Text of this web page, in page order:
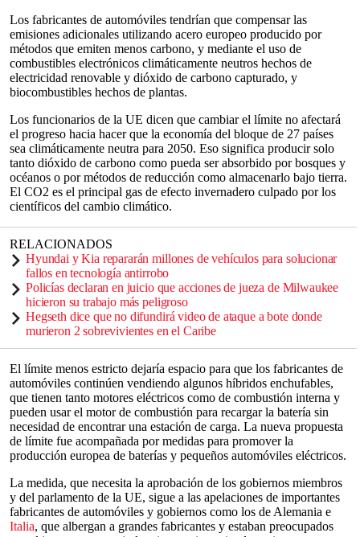
Los fabricantes de automóviles tendrían que compensar las
emisiones adicionales utilizando acero europeo producido por
métodos que emiten menos carbono, y mediante el uso de
combustibles electrónicos climáticamente neutros hechos de
electricidad renovable y dióxido de carbono capturado, y
biocombustibles hechos de plantas.
Los funcionarios de la UE dicen que cambiar el límite no afectará
el progreso hacia hacer que la economía del bloque de 27 países
sea climáticamente neutra para 2050. Eso significa producir solo
tanto dióxido de carbono como pueda ser absorbido por bosques y
océanos o por métodos de reducción como almacenarlo bajo tierra.
El CO2 es el principal gas de efecto invernadero culpado por los
científicos del cambio climático.
RELACIONADOS
Hyundai y Kia repararán millones de vehículos para solucionar
fallos en tecnología antirrobo
Policías declaran en juicio que acciones de jueza de Milwaukee
hicieron su trabajo más peligroso
Hegseth dice que no difundirá video de ataque a bote donde
murieron 2 sobrevivientes en el Caribe
El límite menos estricto dejaría espacio para que los fabricantes de
automóviles continúen vendiendo algunos híbridos enchufables,
que tienen tanto motores eléctricos como de combustión interna y
pueden usar el motor de combustión para recargar la batería sin
necesidad de encontrar una estación de carga. La nueva propuesta
de límite fue acompañada por medidas para promover la
producción europea de baterías y pequeños automóviles eléctricos.
La medida, que necesita la aprobación de los gobiernos miembros
y del parlamento de la UE, sigue a las apelaciones de importantes
fabricantes de automóviles y gobiernos como los de Alemania e
Italia, que albergan a grandes fabricantes y estaban preocupados